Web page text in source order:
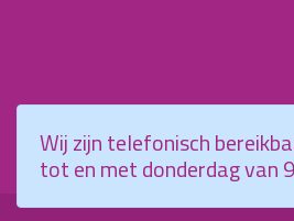
Wij zijn telefonisch
tot en met donderdag van